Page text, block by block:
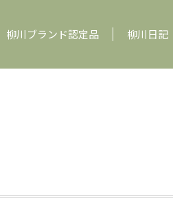
柳川ブランド認定品 柳川日記